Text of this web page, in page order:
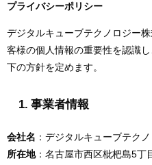
プライバシーポリシー
デジタルキューブテクノロジー
客様の個人情報の重要性を認識
下の方針を定めます。
1. 事業者情報
会社名 ：デジタルキューブテク
所在地：名古屋市西区枇杷島5丁